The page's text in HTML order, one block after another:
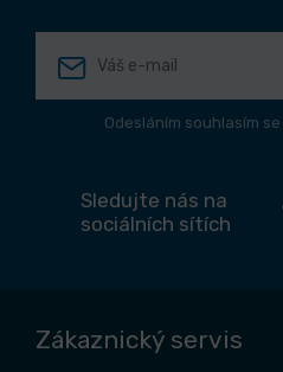
Odesláním souhlasím se
Sledujte nás na
sociálních sítích
Zákaznický servis